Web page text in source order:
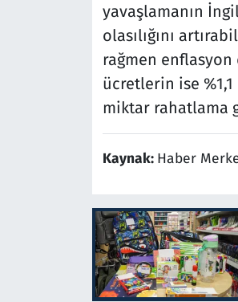
yavaşlamanın
olasılığını
rağmen enflasyon
ücretlerin ise
miktar rahatlama
Kaynak: Haber